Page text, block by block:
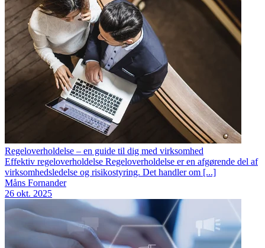
Regeloverholdelse – en guide til dig med virksomhed
Effektiv regeloverholdelse Regeloverholdelse er en afgørende del af
virksomhedsledelse og risikostyring. Det handler om [...]
Måns Fornander
26 okt. 2025